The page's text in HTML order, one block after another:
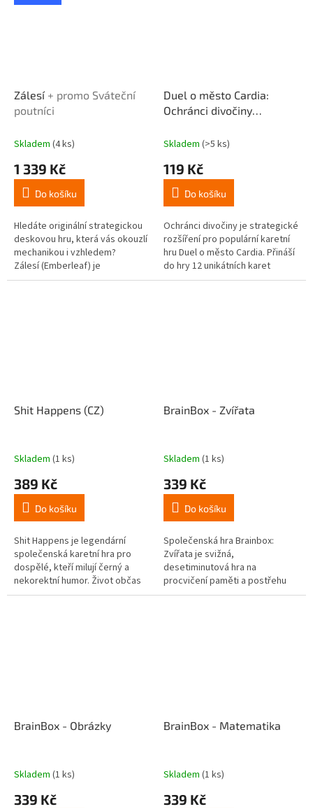
Zálesí + promo Sváteční
poutníci
Skladem (4 ks)
1 339 Kč
Do košíku
Hledáte originální strategickou
deskovou hru, která vás okouzlí
mechanikou i vzhledem?
Zálesí (Emberleaf) je
kompetitivní fantasy strategie
Duel o město Cardia:
Ochránci divočiny
Skladem (>5 ks)
119 Kč
Do košíku
Ochránci divočiny je strategické
rozšíření pro populární karetní
hru Duel o město Cardia. Přináší
do hry 12 unikátních karet
zvířecích ochránců a 5 nových
Shit Happens (CZ)
Skladem (1 ks)
389 Kč
Do košíku
Shit Happens je legendární
společenská karetní hra pro
dospělé, kteří milují černý a
nekorektní humor. Život občas
přináší naprosto bizarní a
BrainBox - Zvířata
Skladem (1 ks)
339 Kč
Do košíku
Společenská hra Brainbox:
Zvířata je svižná,
desetiminutová hra na
procvičení paměti a postřehu
pro děti i dospělé. Otestujte si,
BrainBox - Obrázky
Skladem (1 ks)
339 Kč
BrainBox - Matematika
Skladem (1 ks)
339 Kč